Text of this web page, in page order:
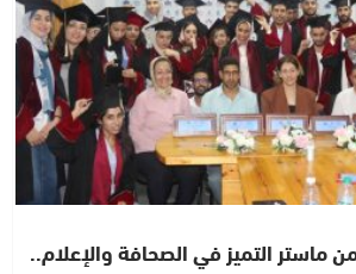
ماستر التميز في الصحافة والإعلام..